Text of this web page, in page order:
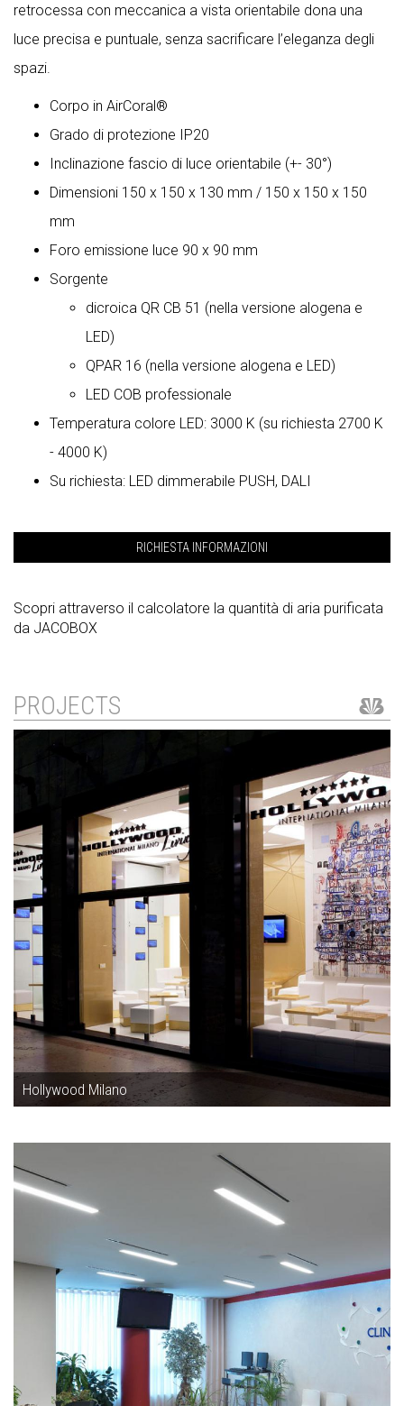
retrocessa con meccanica a vista orientabile dona una
luce precisa e puntuale, senza sacrificare l’eleganza degli
spazi.
Corpo in AirCoral®
Grado di protezione IP20
Inclinazione fascio di luce orientabile (+- 30°)
Dimensioni 150 x 150 x 130 mm / 150 x 150 x 150
mm
Foro emissione luce 90 x 90 mm
Sorgente
dicroica QR CB 51 (nella versione alogena e
LED)
QPAR 16 (nella versione alogena e LED)
LED COB professionale
Temperatura colore LED: 3000 K (su richiesta 2700 K
- 4000 K)
Su richiesta: LED dimmerabile PUSH, DALI
RICHIESTA INFORMAZIONI
Scopri attraverso il calcolatore la quantità di aria purificata
da JACOBOX
PROJECTS
Hollywood Milano